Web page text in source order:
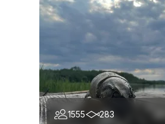
1555 283